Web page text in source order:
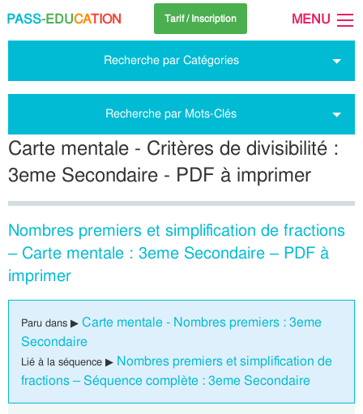
PASS-EDUCATION Tarif / Inscription MENU
Recherche par Catégories
Recherche par Mots-Clés
Carte mentale - Critères de divisibilité :
3eme Secondaire - PDF à imprimer
Nombres premiers et simplification de fractions
– Carte mentale : 3eme Secondaire – PDF à
imprimer
Paru dans ▶ Carte mentale - Nombres premiers : 3eme
Secondaire
Lié à la séquence ▶ Nombres premiers et simplification de
fractions – Séquence complète : 3eme Secondaire